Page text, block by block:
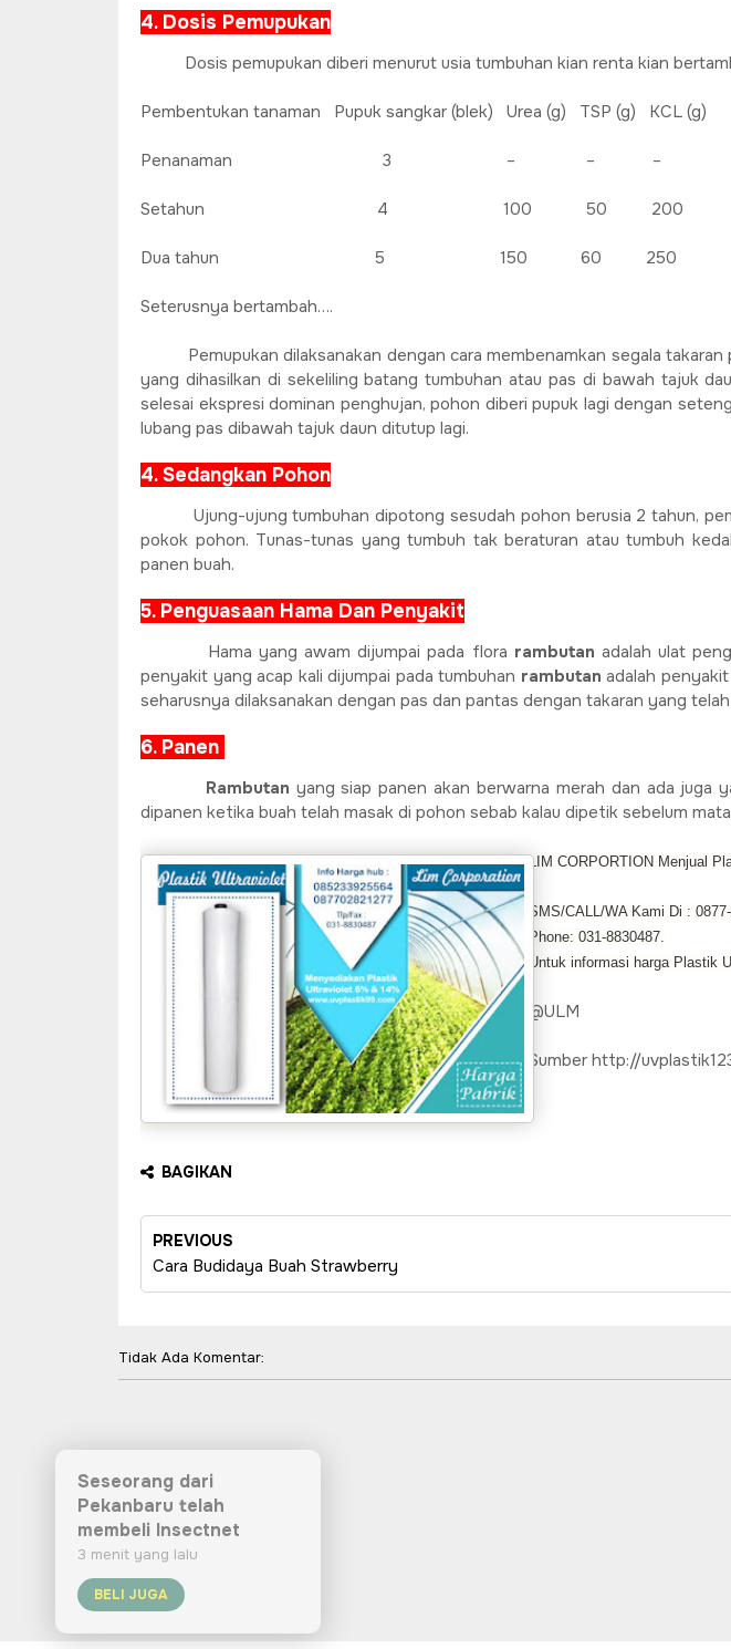
4. Dosis Pemupukan
Dosis pemupukan diberi menurut usia tumbuhan kian renta kian
Pembentukan tanaman Pupuk sangkar (blek) Urea (g) TSP (g) KCL (g)
Penanaman 3 – – –
Setahun 4 100 50 200
Dua tahun 5 150 60 250
Seterusnya bertambah….
Pemupukan dilaksanakan dengan cara membenamkan segala
yang dihasilkan di sekeliling batang tumbuhan atau pas di bawah tajuk
selesai ekspresi dominan penghujan, pohon diberi pupuk lagi dengan
lubang pas dibawah tajuk daun ditutup lagi.
4. Sedangkan Pohon
Ujung-ujung tumbuhan dipotong sesudah pohon berusia 2 tahun,
pokok pohon. Tunas-tunas yang tumbuh tak beraturan atau tumbuh
panen buah.
5. Penguasaan Hama Dan Penyakit
Hama yang awam dijumpai pada flora rambutan adalah ulat
penyakit yang acap kali dijumpai pada tumbuhan rambutanadalah
seharusnya dilaksanakan dengan pas dan pantas dengan takaran yang
6. Panen
Rambutan yang siap panen akan berwarna merah dan ada juga
dipanen ketika buah telah masak di pohon sebab kalau dipetik sebelum
LIM CORPORTION Menjual
SMS/CALL/WA Kami Di :
Phone: 031-8830487.
Untuk informasi harga Plastik
@ULM
Sumber http://
BAGIKAN
PREVIOUS
Cara Budidaya Buah Strawberry
Tidak Ada Komentar: